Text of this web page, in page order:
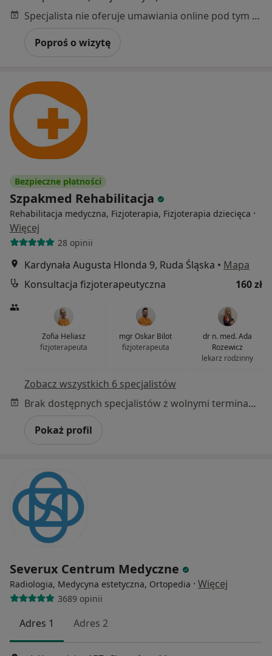
Specjalista nie oferuje umawiania online pod tym adresem.
Poproś o wizytę
Bezpieczne płatności
Szpakmed Rehabilitacja
Rehabilitacja medyczna, Fizjoterapia, Fizjoterapia dziecięca ·
Więcej
28 opinii
Kardynała Augusta Hlonda 9, Ruda Śląska • Mapa
Konsultacja fizjoterapeutyczna
160 zł
Zofia Heliasz
fizjoterapeuta
mgr Oskar Bilot
fizjoterapeuta
dr n. med. Ada
Rozewicz
lekarz rodzinny
Zobacz wszystkich 6 specjalistów
Brak dostępnych specjalistów z wolnymi terminami w tym centrum medycznym.
Pokaż profil
Severux Centrum Medyczne
Radiologia, Medycyna estetyczna, Ortopedia · Więcej
3689 opinii
Adres 1 Adres 2